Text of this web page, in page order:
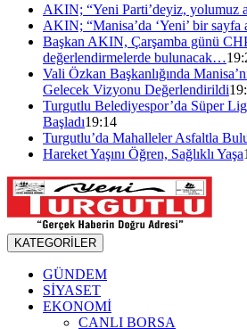
AKIN; “Yeni Parti’deyiz, yolumuz
AKIN; “Manisa’da ‘Yeni’ bir sayfa
Başkan AKIN, Çarşamba günü
değerlendirmelerde bulunacak…
Vali Özkan Başkanlığında
Gelecek Vizyonu Değerlendirildi
Turgutlu Belediyespor’da Süper
Başladı19:14
Turgutlu’da Mahalleler Asfaltla
Hareket Yaşını Öğren, Sağlıklı Yaşa
KATEGORİLER
GÜNDEM
SİYASET
EKONOMİ
CANLI BORSA